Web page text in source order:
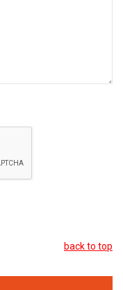
back to top